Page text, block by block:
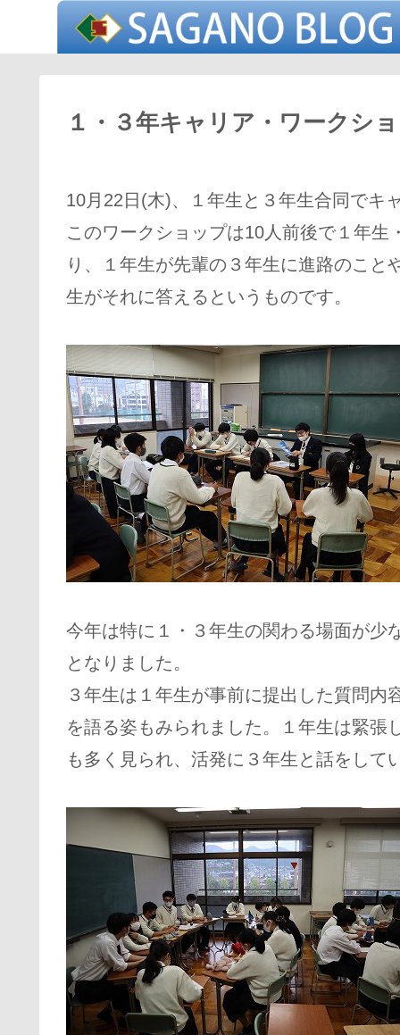
１・３年キャリア・ワークシ
10月22日(木)、１年生と３年生合同でキ
このワークショップは10人前後で１年生
り、１年生が先輩の３年生に進路のこ
生がそれに答えるというものです。
今年は特に１・３年生の関わる場面が少
となりました。
３年生は１年生が事前に提出した質問
を語る姿もみられました。１年生は緊張
も多く見られ、活発に３年生と話をして